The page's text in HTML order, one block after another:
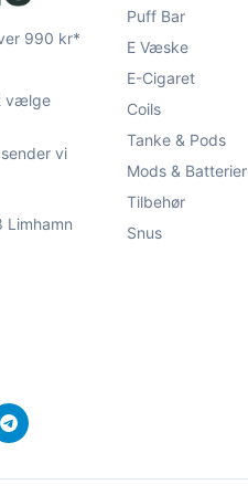
990 kr*
vælge
vi
Limhamn
Puff Bar
E Væske
E-Cigaret
Coils
Tanke & Pods
Mods & Batterier
Tilbehør
Snus